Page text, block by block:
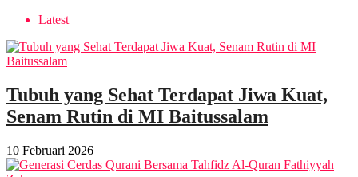
Latest
Tubuh yang Sehat Terdapat Jiwa Kuat,
Senam Rutin di MI Baitussalam
10 Februari 2026